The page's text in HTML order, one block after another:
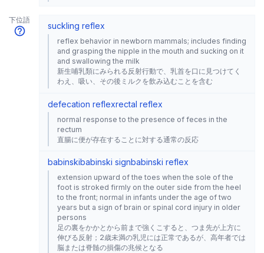
下位語
suckling reflex
reflex behavior in newborn mammals; includes finding
and grasping the nipple in the mouth and sucking on it
and swallowing the milk
新生哺乳類にみられる反射行動で、乳首を口に見つけてく
わえ、吸い、その後ミルクを飲み込むことを含む
defecation reflexrectal reflex
normal response to the presence of feces in the
rectum
直腸に便が存在することに対する通常の反応
babinskibabinski signbabinski reflex
extension upward of the toes when the sole of the
foot is stroked firmly on the outer side from the heel
to the front; normal in infants under the age of two
years but a sign of brain or spinal cord injury in older
persons
足の裏をかかとから前まで強くこすると、つま先が上方に
伸びる反射；2歳未満の乳児には正常であるが、高年者では
脳または脊髄の損傷の兆候となる